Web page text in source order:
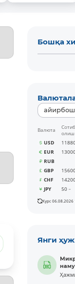
Бошқа
Валюта
Сотиб
олиш
USD
EUR
RUB
GBP
CHF
JPY
50
Курс 06.08.2026
Янги